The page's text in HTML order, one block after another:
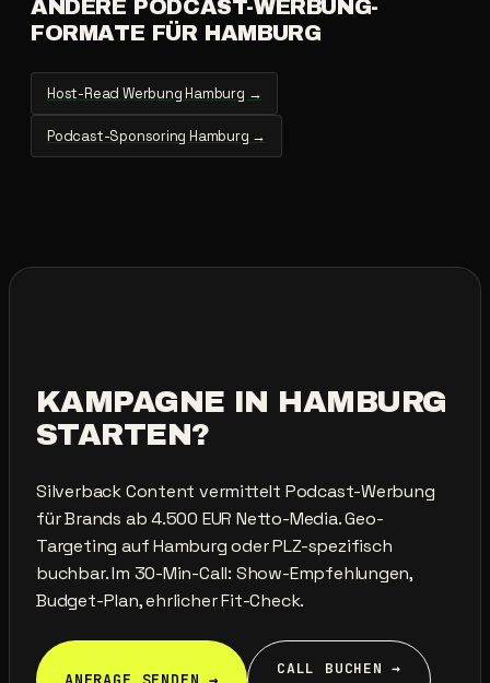
ANDERE PODCAST-WERBUNG-
FORMATE FÜR HAMBURG
Host-Read Werbung Hamburg →
Podcast-Sponsoring Hamburg →
KAMPAGNE IN HAMBURG
STARTEN?
Silverback Content vermittelt Podcast-Werbung
für Brands ab 4.500 EUR Netto-Media. Geo-
Targeting auf Hamburg oder PLZ-spezifisch
buchbar. Im 30-Min-Call: Show-Empfehlungen,
Budget-Plan, ehrlicher Fit-Check.
CALL BUCHEN →